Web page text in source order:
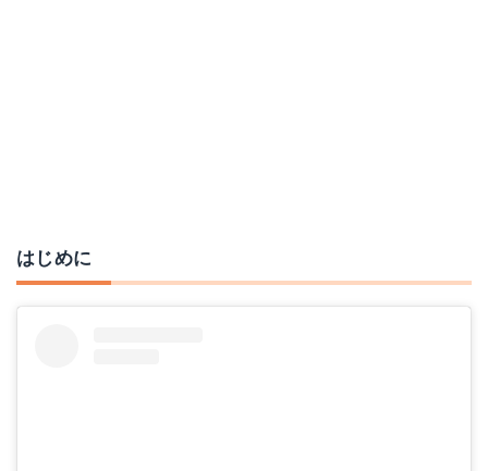
はじめに